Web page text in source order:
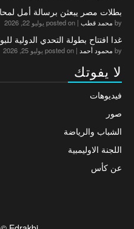
بطلات مصر يبعثن برسالة أمل
by محمد قطب | posted on يوليو 22, 2026
غدا افتتاح بطولة التحدي الدولية
by محمود أحمد | posted on يوليو 25, 2026
لا يفوتك
فيديوهات
صور
الشباب والرياضة
اللجنة الاوليمبية
عن كأس